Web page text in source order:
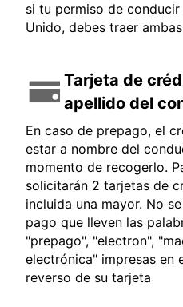
si tu permiso de
Unido, debes traer
Tarjeta de
apellido del
En caso de prepago, el
estar a nombre del
momento de recogerlo.
solicitarán 2 tarjetas de
incluida una mayor. No
pago que lleven las
"prepago", "electron",
electrónica" impresas en
reverso de su tarjeta